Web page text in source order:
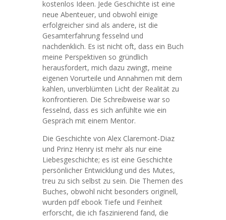
kostenlos Ideen. Jede Geschichte ist eine
neue Abenteuer, und obwohl einige
erfolgreicher sind als andere, ist die
Gesamterfahrung fesselnd und
nachdenklich. Es ist nicht oft, dass ein Buch
meine Perspektiven so gründlich
herausfordert, mich dazu zwingt, meine
eigenen Vorurteile und Annahmen mit dem
kahlen, unverblümten Licht der Realität zu
konfrontieren. Die Schreibweise war so
fesselnd, dass es sich anfühlte wie ein
Gespräch mit einem Mentor.
Die Geschichte von Alex Claremont-Diaz
und Prinz Henry ist mehr als nur eine
Liebesgeschichte; es ist eine Geschichte
persönlicher Entwicklung und des Mutes,
treu zu sich selbst zu sein. Die Themen des
Buches, obwohl nicht besonders originell,
wurden pdf ebook Tiefe und Feinheit
erforscht, die ich faszinierend fand, die